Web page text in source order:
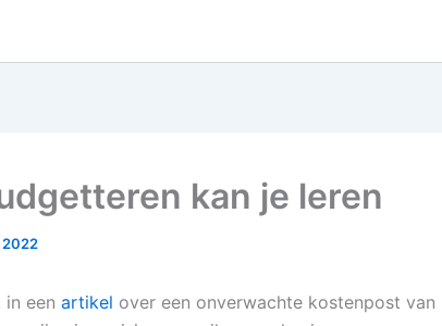
kan je leren
2022
een artikel over een onverwachte kostenpost van